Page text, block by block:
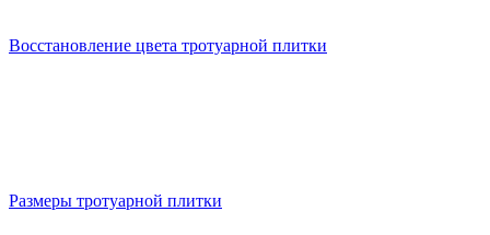
Восстановление цвета тротуарной плитки
Размеры тротуарной плитки